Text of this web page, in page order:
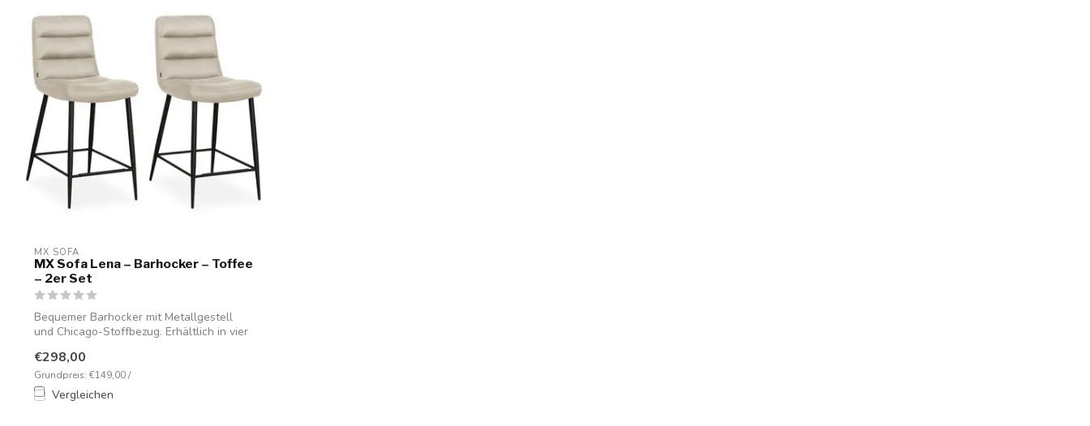
MX SOFA
MX Sofa Lena – Barhocker – Toffee
– 2er Set
Bequemer Barhocker mit Metallgestell
und Chicago-Stoffbezug. Erhältlich in vier
€298,00
Grundpreis: €149,00 /
Vergleichen